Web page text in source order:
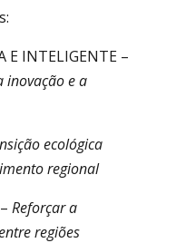
E INTELIGENTE –
inovação e a
ecológica
regional
Reforçar a
regiões